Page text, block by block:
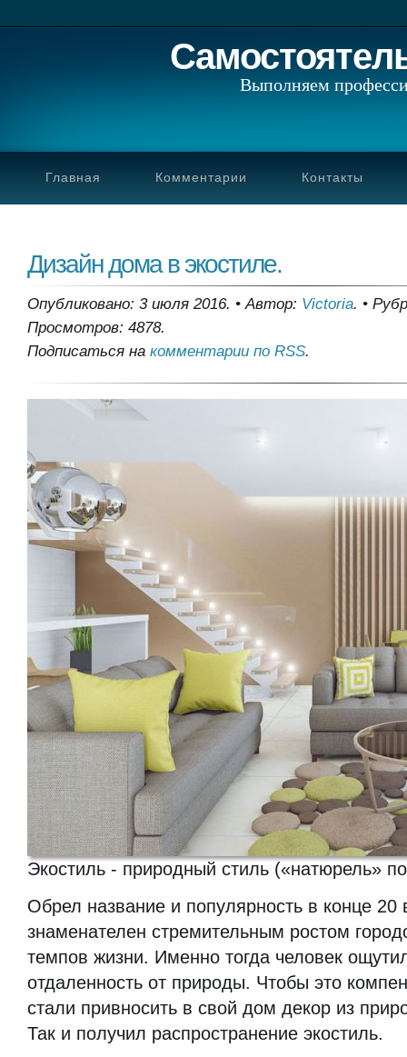
Выполняем
Главная Комментарии Контакты
Дизайн дома в экостиле.
Опубликовано: 3 июля 2016. •Автор: Victoria. •
Просмотров: 4878.
Подписаться на комментарии по RSS.
Экостиль - природный стиль («натюрель»
Обрел название и популярность в конце 20
знаменателен стремительным ростом
темпов жизни. Именно тогда человек
отдаленность от природы. Чтобы это
стали привносить в свой дом декор из
Так и получил распространение экостиль.